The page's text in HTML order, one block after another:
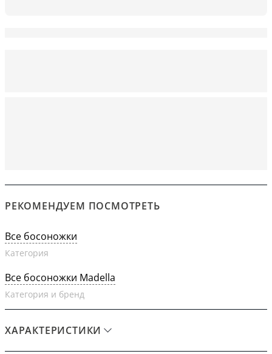
РЕКОМЕНДУЕМ ПОСМОТРЕТЬ
Все босоножки
Категория
Все босоножки Madella
Категория и бренд
ХАРАКТЕРИСТИКИ